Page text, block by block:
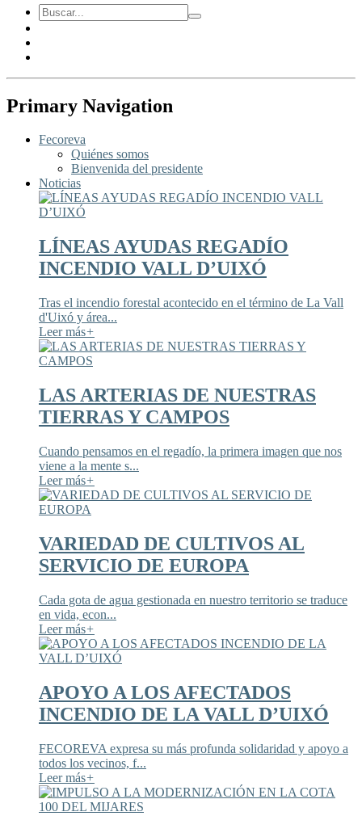
Primary Navigation
Fecoreva
Quiénes somos
Bienvenida del presidente
Noticias
LÍNEAS AYUDAS REGADÍO
INCENDIO VALL D’UIXÓ
Tras el incendio forestal acontecido en el término de La Vall
d'Uixó y área...
Leer más+
LAS ARTERIAS DE NUESTRAS
TIERRAS Y CAMPOS
Cuando pensamos en el regadío, la primera imagen que nos
viene a la mente s...
Leer más+
VARIEDAD DE CULTIVOS AL
SERVICIO DE EUROPA
Cada gota de agua gestionada en nuestro territorio se traduce
en vida, econ...
Leer más+
APOYO A LOS AFECTADOS
INCENDIO DE LA VALL D’UIXÓ
FECOREVA expresa su más profunda solidaridad y apoyo a
todos los vecinos, f...
Leer más+